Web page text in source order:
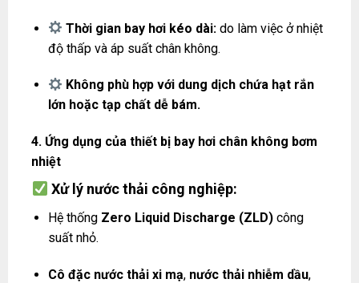
Thời gian bay hơi kéo dài: do làm việc ở nhiệt
độ thấp và áp suất chân không.
Không phù hợp với dung dịch chứa hạt rắn
lớn hoặc tạp chất dễ bám.
4. Ứng dụng của thiết bị bay hơi chân không bơm
nhiệt
Xử lý nước thải công nghiệp:
Hệ thống Zero Liquid Discharge (ZLD) công
suất nhỏ.
Cô đặc nước thải xi mạ, nước thải nhiễm dầu,